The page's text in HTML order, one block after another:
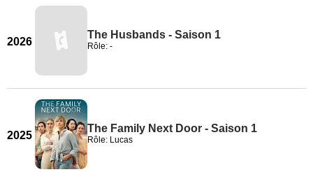
2026
The Husbands - Saison 1
Rôle: -
2025
The Family Next Door - Saison 1
Rôle: Lucas